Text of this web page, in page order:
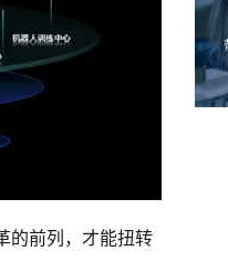
的前列，才能扭转